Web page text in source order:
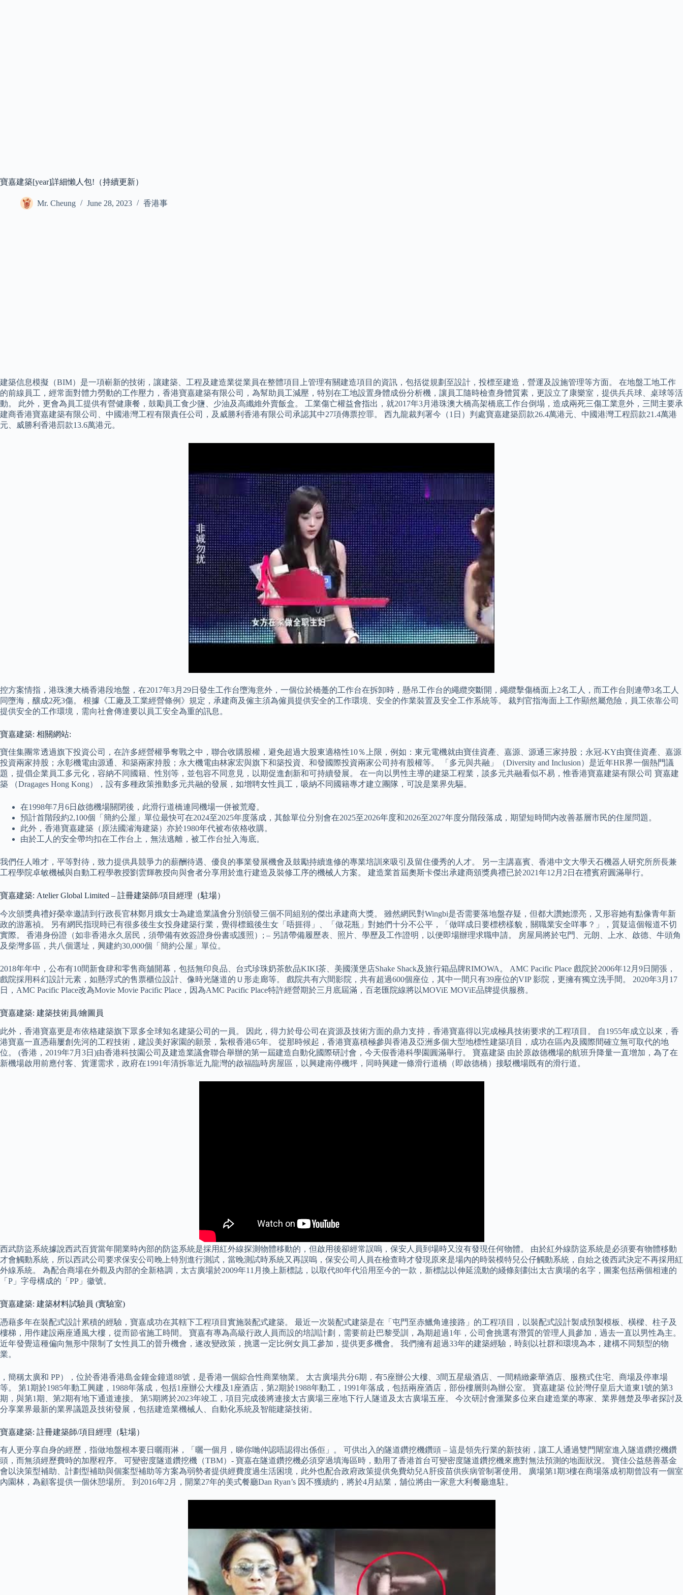
寶嘉建築[year]詳細懶人包!（持續更新）
Mr. Cheung June 28, 2023 香港事
建築信息模擬（BIM）是一項嶄新的技術，讓建築、工程及建造業從業員在整體項目上管理有關建造項目的資訊，包括從規劃至設計，投標至建造，營運及設施管理等方面。 在地盤工地工作
的前線員工，經常面對體力勞動的工作壓力，香港寶嘉建築有限公司，為幫助員工減壓，特別在工地設置身體成份分析機，讓員工隨時檢查身體質素，更設立了康樂室，提供兵兵球、桌球等活
動。 此外，更會為員工提供有營健康餐，鼓勵員工食少鹽、少油及高纖維外賣飯盒。 工業傷亡權益會指出，就2017年3月港珠澳大橋高架橋底工作台倒塌，造成兩死三傷工業意外，三間主要承
建商香港寶嘉建築有限公司、中國港灣工程有限責任公司，及威勝利香港有限公司承認其中27項傳票控罪。 西九龍裁判署今（1日）判處寶嘉建築罰款26.4萬港元、中國港灣工程罰款21.4萬港
元、威勝利香港罰款13.6萬港元。
控方案情指，港珠澳大橋香港段地盤，在2017年3月29日發生工作台墮海意外，一個位於橋躉的工作台在拆卸時，懸吊工作台的繩纜突斷開，繩纜擊傷橋面上2名工人，而工作台則連帶3名工人
同墮海，釀成2死3傷。 根據《工廠及工業經營條例》規定，承建商及僱主須為僱員提供安全的工作環境、安全的作業裝置及安全工作系統等。 裁判官指海面上工作顯然屬危險，員工依靠公司
提供安全的工作環境，需向社會傳達要以員工安全為重的訊息。
寶嘉建築: 相關網站:
寶佳集團常透過旗下投資公司，在許多經營權爭奪戰之中，聯合收購股權，避免超過大股東適格性10％上限，例如：東元電機就由寶佳資產、嘉源、源通三家持股；永冠-KY由寶佳資產、嘉源
投資兩家持股；永彰機電由源通、和築兩家持股；永大機電由林家宏與旗下和築投資、和發國際投資兩家公司持有股權等。 「多元與共融」（Diversity and Inclusion）是近年HR界一個熱門議
題，提倡企業員工多元化，容納不同國籍、性別等，並包容不同意見，以期促進創新和可持續發展。 在一向以男性主導的建築工程業，談多元共融看似不易，惟香港寶嘉建築有限公司 寶嘉建
築 （Dragages Hong Kong），設有多種政策推動多元共融的發展，如增聘女性員工，吸納不同國籍專才建立團隊，可說是業界先驅。
在1998年7月6日啟德機場關閉後，此滑行道橋連同機場一併被荒廢。
預計首階段約2,100個「簡約公屋」單位最快可在2024至2025年度落成，其餘單位分別會在2025至2026年度和2026至2027年度分階段落成，期望短時間内改善基層市民的住屋問題。
此外，香港寶嘉建築（原法國濬海建築）亦於1980年代被布依格收購。
由於工人的安全帶均扣在工作台上，無法逃離，被工作台扯入海底。
我們任人唯才，平等對待，致力提供具競爭力的薪酬待遇、優良的事業發展機會及鼓勵持續進修的專業培訓來吸引及留住優秀的人才。 另一主講嘉賓、香港中文大學天石機器人研究所所長兼
工程學院卓敏機械與自動工程學教授劉雲輝教授向與會者分享用於進行建造及裝修工序的機械人方案。 建造業首屆奧斯卡傑出承建商頒獎典禮已於2021年12月2日在禮賓府圓滿舉行。
寶嘉建築: Atelier Global Limited – 註冊建築師/項目經理（駐場）
今次頒獎典禮好榮幸邀請到行政長官林鄭月娥女士為建造業議會分別頒發三個不同組别的傑出承建商大獎。 雖然網民對Wingbi是否需要落地盤存疑，但都大讚她漂亮，又形容她有點像青年新
政的游蕙禎。 另有網民指現時已有很多後生女投身建築行業，覺得標籤後生女「唔捱得」、「做花瓶」對她們十分不公平，「做咩成日要標榜樣貌，關職業安全咩事？」，質疑這個報道不切
實際。 香港身份證（如非香港永久居民，須帶備有效簽證身份書或護照）; – 另請帶備履歷表、照片、學歷及工作證明，以便即場辦理求職申請。 房屋局將於屯門、元朗、上水、啟德、牛頭角
及柴灣多區，共八個選址，興建約30,000個「簡約公屋」單位。
2018年年中，公布有10間新食肆和零售商舖開幕，包括無印良品、台式珍珠奶茶飲品KIKI茶、美國漢堡店Shake Shack及旅行箱品牌RIMOWA。 AMC Pacific Place 戲院於2006年12月9日開張，
戲院採用科幻設計元素，如懸浮式的售票櫃位設計、像時光隧道的Ｕ形走廊等。 戲院共有六間影院，共有超過600個座位，其中一間只有39座位的VIP 影院，更擁有獨立洗手間。 2020年3月17
日，AMC Pacific Place改為Movie Movie Pacific Place，因為AMC Pacific Place特許經營期於三月底屆滿，百老匯院線將以MOViE MOViE品牌提供服務。
寶嘉建築: 建築技術員/繪圖員
此外，香港寶嘉更是布依格建築旗下眾多全球知名建築公司的一員。 因此，得力於母公司在資源及技術方面的鼎力支持，香港寶嘉得以完成極具技術要求的工程項目。 自1955年成立以來，香
港寶嘉一直憑藉屢創先河的工程技術，建設美好家園的願景，紮根香港65年。 從那時候起，香港寶嘉積極參與香港及亞洲多個大型地標性建築項目，成功在區內及國際間確立無可取代的地
位。 (香港，2019年7月3日)由香港科技園公司及建造業議會聯合舉辦的第一屆建造自動化國際研討會，今天假香港科學園圓滿舉行。 寶嘉建築 由於原啟德機場的航班升降量一直增加，為了在
新機場啟用前應付客、貨運需求，政府在1991年清拆靠近九龍灣的啟福臨時房屋區，以興建南停機坪，同時興建一條滑行道橋（即啟德橋）接駁機場既有的滑行道。
西武防盜系統據說西武百貨當年開業時內部的防盜系統是採用紅外線探測物體移動的，但啟用後卻經常誤嗚，保安人員到場時又沒有發現任何物體。 由於紅外線防盜系統是必須要有物體移動
才會觸動系統，所以西武公司要求保安公司晚上特別進行測試，當晚測試時系統又再誤嗚，保安公司人員在檢查時才發現原來是場內的時裝模特兒公仔觸動系統，自始之後西武決定不再採用紅
外線系統。 為配合商場在外觀及內部的全新格調，太古廣場於2009年11月換上新標誌，以取代80年代沿用至今的一款，新標誌以伸延流動的綫條刻劃出太古廣場的名字，圖案包括兩個相連的
「P」字母構成的「PP」徽號。
寶嘉建築: 建築材料試驗員 (實驗室)
憑藉多年在裝配式設計累積的經驗，寶嘉成功在其轄下工程項目實施裝配式建築。 最近一次裝配式建築是在「屯門至赤鱲角連接路」的工程項目，以裝配式設計製成預製模板、橫樑、柱子及
樓梯，用作建設兩座通風大樓，從而節省施工時間。 寶嘉有專為高級行政人員而設的培訓計劃，需要前赴巴黎受訓，為期超過1年，公司會挑選有潛質的管理人員參加，過去一直以男性為主。
近年發覺這種偏向無形中限制了女性員工的晉升機會，遂改變政策，挑選一定比例女員工參加，提供更多機會。 我們擁有超過33年的建築經驗，時刻以社群和環境為本，建構不同類型的物
業。
，簡稱太廣和 PP），位於香港香港島金鐘金鐘道88號，是香港一個綜合性商業物業。 太古廣場共分6期，有5座辦公大樓、3間五星級酒店、一間精緻豪華酒店、服務式住宅、商場及停車場
等。 第1期於1985年動工興建，1988年落成，包括1座辦公大樓及1座酒店，第2期於1988年動工，1991年落成，包括兩座酒店，部份樓層則為辦公室。 寶嘉建築 位於灣仔皇后大道東1號的第3
期，與第1期、第2期有地下通道連接。 第5期將於2023年竣工，項目完成後將連接太古廣場三座地下行人隧道及太古廣場五座。 今次研討會滙聚多位來自建造業的專家、業界翹楚及學者探討及
分享業界最新的業界議題及技術發展，包括建造業機械人、自動化系統及智能建築技術。
寶嘉建築: 註冊建築師/項目經理（駐場）
有人更分享自身的經歷，指做地盤根本要日曬雨淋，「曬一個月，睇你哋仲認唔認得出係佢」。 可供出入的隧道鑽挖機鑽頭 – 這是領先行業的新技術，讓工人通過雙門閘室進入隧道鑽挖機鑽
頭，而無須經歷費時的加壓程序。 可變密度隧道鑽挖機（TBM）- 寶嘉在隧道鑽挖機必須穿過填海區時，動用了香港首台可變密度隧道鑽挖機來應對無法預測的地面狀況。 寶佳公益慈善基金
會以決策型補助、計劃型補助與個案型補助等方案為弱勢者提供經費度過生活困境，此外也配合政府政策提供免費幼兒A肝疫苗供疾病管制署使用。 廣場第1期3樓在商場落成初期曾設有一個室
內園林，為顧客提供一個休憩場所。 到2016年2月，開業27年的美式餐廳Dan Ryan’s 因不獲續約，將於4月結業，舖位將由一家意大利餐廳進駐。